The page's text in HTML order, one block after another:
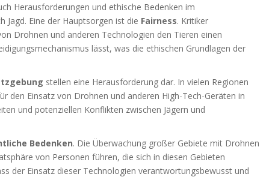
Herausforderungen und ethische Bedenken im
Jagd. Eine der Hauptsorgen ist die Fairness. Kritiker
Drohnen und anderen Technologien den Tieren einen
lässt, was die ethischen Grundlagen der
stellen eine Herausforderung dar. In vielen Regionen
den Einsatz von Drohnen und anderen High-Tech-Geräten in
und potenziellen Konflikten zwischen Jägern und
Bedenken. Die Überwachung großer Gebiete mit Drohnen
von Personen führen, die sich in diesen Gebieten
der Einsatz dieser Technologien verantwortungsbewusst und